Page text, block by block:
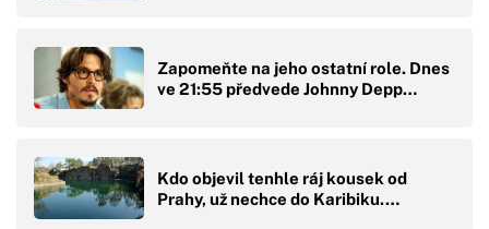
Zapomeňte na jeho ostatní role. Dnes
ve 21:55 předvede Johnny Depp…
Kdo objevil tenhle ráj kousek od
Prahy, už nechce do Karibiku.…